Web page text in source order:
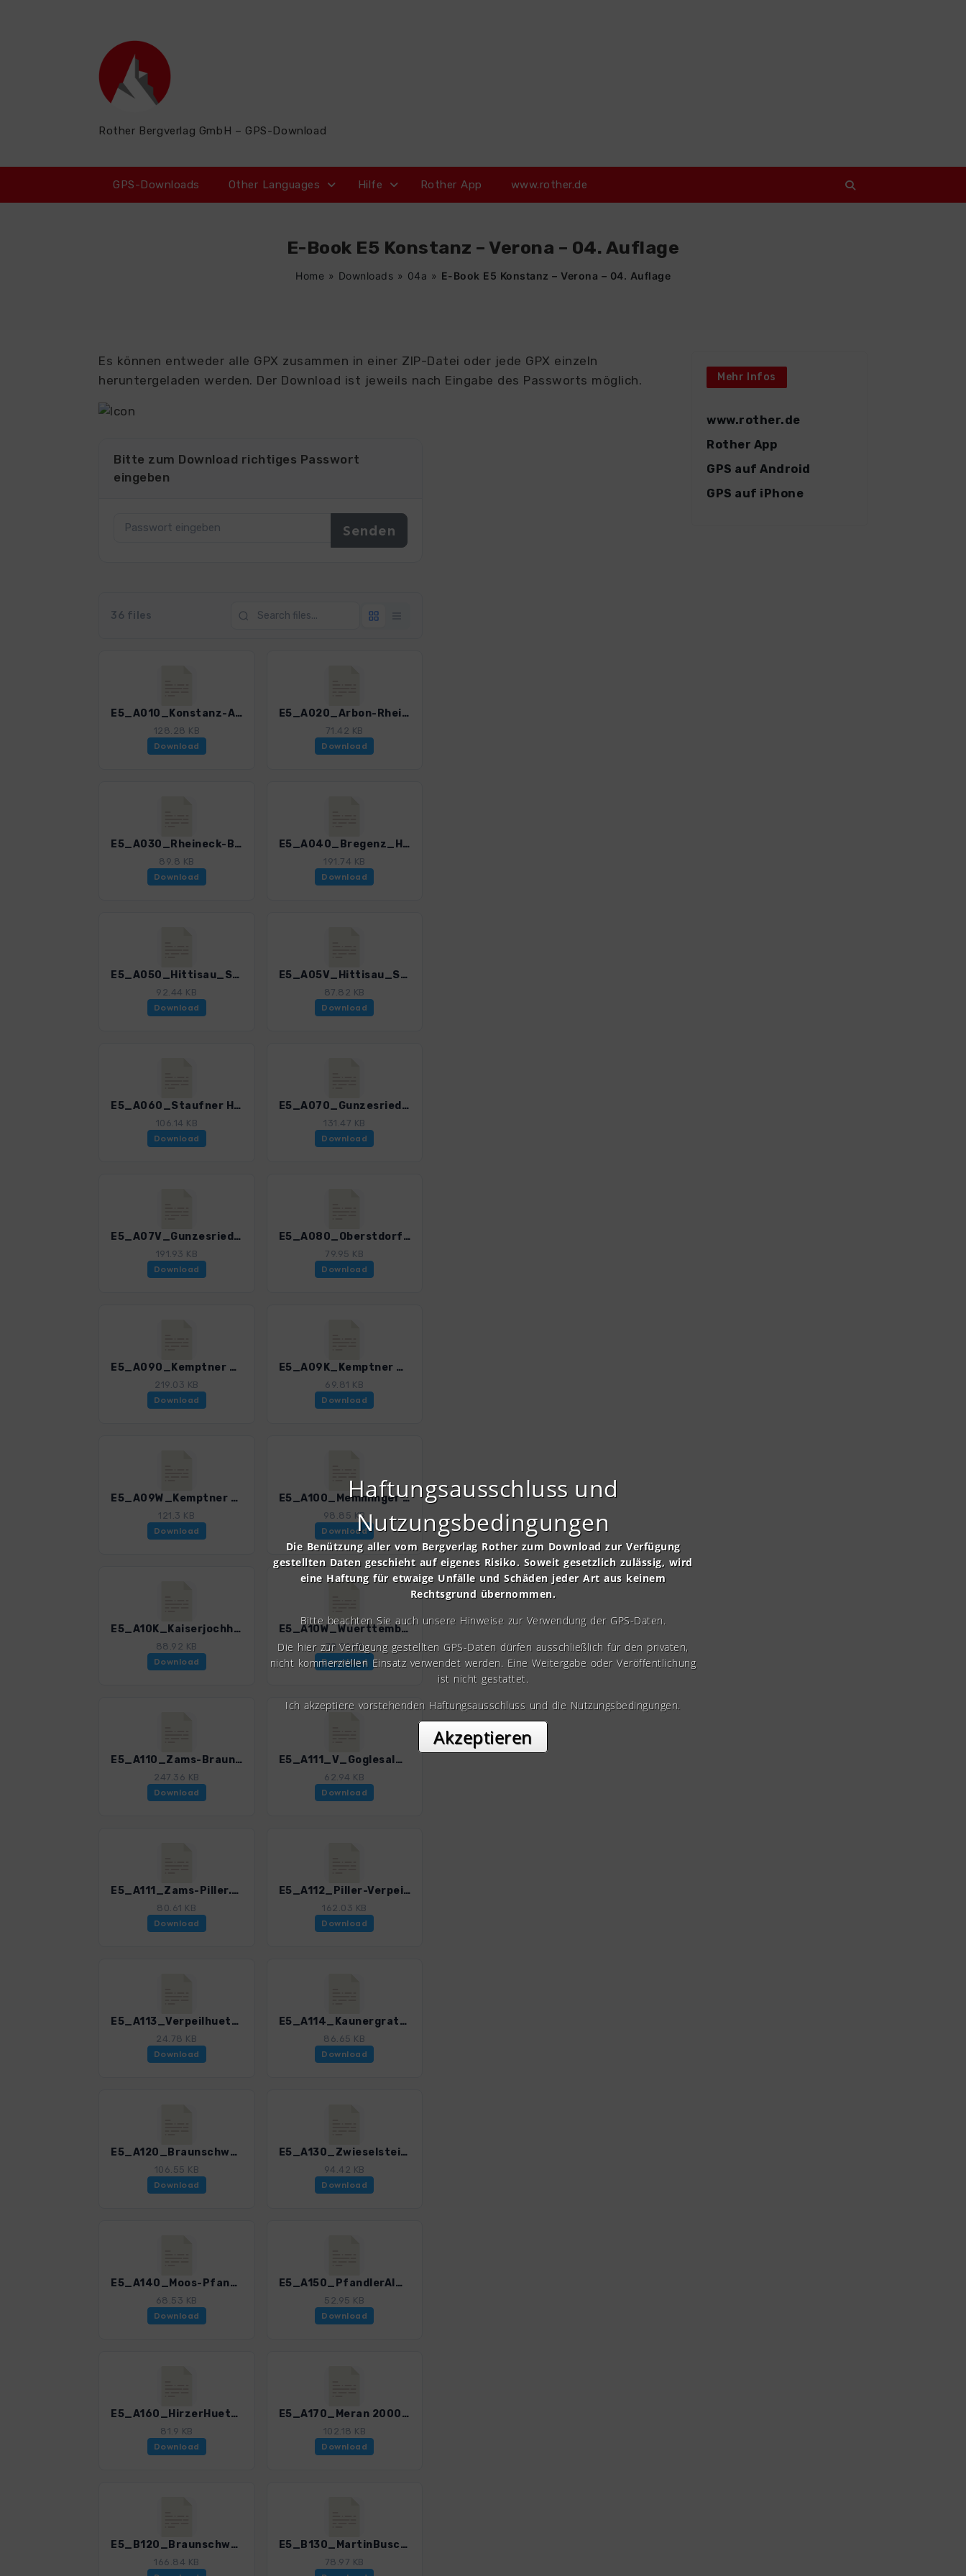
Rother Bergverlag GmbH – GPS-Download
GPS-Downloads Other Languages Hilfe Rother App www.rother.de
E-Book E5 Konstanz – Verona – 04. Auflage
Home » Downloads » 04a » E-Book E5 Konstanz – Verona – 04. Auflage
Es können entweder alle GPX zusammen in einer ZIP-Datei oder jede GPX einzeln
heruntergeladen werden. Der Download ist jeweils nach Eingabe des Passworts möglich.
Bitte zum Download richtiges Passwort
eingeben
36 files
E5_A010_Konstanz-Arbon.gpx
128.28 KB
Download
E5_A020_Arbon-Rheineck.gpx
71.42 KB
Download
E5_A030_Rheineck-Bregenz.gpx
89.8 KB
Download
E5_A040_Bregenz_Hittisau.gpx
191.74 KB
Download
E5_A050_Hittisau_Staufner Haus.gpx
92.44 KB
Download
E5_A05V_Hittisau_Staufner Haus.gpx
87.82 KB
Download
E5_A060_Staufner Haus-Gunzesried.gpx
106.14 KB
Download
E5_A070_Gunzesried-Oberstdorf.gpx
131.47 KB
Download
E5_A07V_Gunzesried_Oberstdorf.gpx
191.93 KB
Download
E5_A080_Oberstdorf-Kemptner Huette.gpx
79.95 KB
Download
E5_A090_Kemptner Huette-Memminger Huette.gpx
219.03 KB
Download
E5_A09K_Kemptner Huette_Kaiserjochhaus.gpx
69.81 KB
Download
E5_A09W_Kemptner H-Wuerttemb H.gpx
121.3 KB
Download
E5_A100_Memminger Huette-Zams.gpx
98.85 KB
Download
E5_A10K_Kaiserjochhaus_Zams.gpx
88.92 KB
Download
E5_A10W_Wuerttemberger H-Zams.gpx
78.91 KB
Download
E5_A110_Zams-Braunschweiger Huette.gpx
247.36 KB
Download
E5_A111_V_Goglesalm-AifnerAlm.gpx
62.94 KB
Download
E5_A111_Zams-Piller.gpx
80.61 KB
Download
E5_A112_Piller-Verpeilhuette.gpx
162.03 KB
Download
E5_A113_Verpeilhuette-Kaunergrathuette.gpx
24.78 KB
Download
E5_A114_Kaunergrathuette-BraunschweigerHuette.gpx
86.65 KB
Download
E5_A120_Braunschweiger Huette-Zwieselstein.gpx
106.55 KB
Download
E5_A130_Zwieselstein-Moos.gpx
94.42 KB
Download
E5_A140_Moos-Pfandleralm.gpx
68.53 KB
Download
E5_A150_PfandlerAlm-HirzerHuette.gpx
52.95 KB
Download
E5_A160_HirzerHuette-Meran2000.gpx
81.9 KB
Download
E5_A170_Meran 2000 -Bozen.gpx
102.18 KB
Download
E5_B120_BraunschweigerHuette-MartinBuschHuette.gpx
166.84 KB
E5_B130_MartinBuschHuette-VernagtMeran.gpx
78.97 KB
Mehr Infos
www.rother.de
Rother App
GPS auf Android
GPS auf iPhone
Haftungsausschluss und
Nutzungsbedingungen
Die Benützung aller vom Bergverlag Rother zum Download zur Verfügung
gestellten Daten geschieht auf eigenes Risiko. Soweit gesetzlich zulässig, wird
eine Haftung für etwaige Unfälle und Schäden jeder Art aus keinem
Rechtsgrund übernommen.
Bitte beachten Sie auch unsere Hinweise zur Verwendung der GPS-Daten.
Die hier zur Verfügung gestellten GPS-Daten dürfen ausschließlich für den privaten,
nicht kommerziellen Einsatz verwendet werden. Eine Weitergabe oder Veröffentlichung
ist nicht gestattet.
Ich akzeptiere vorstehenden Haftungsausschluss und die Nutzungsbedingungen.
Akzeptieren